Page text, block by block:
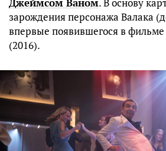
зарождения персонажа Валака
впервые появившегося в фильме
(2016).